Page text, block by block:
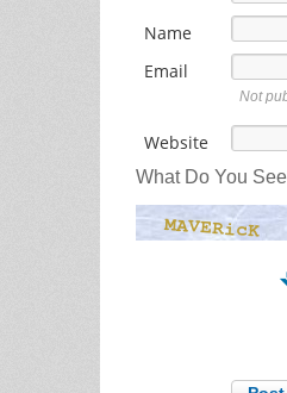
Name
Email
Not
Website
What Do You